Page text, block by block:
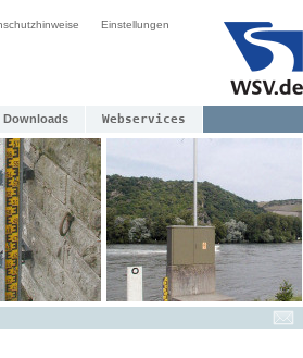
Einstellungen
Downloads Webservices